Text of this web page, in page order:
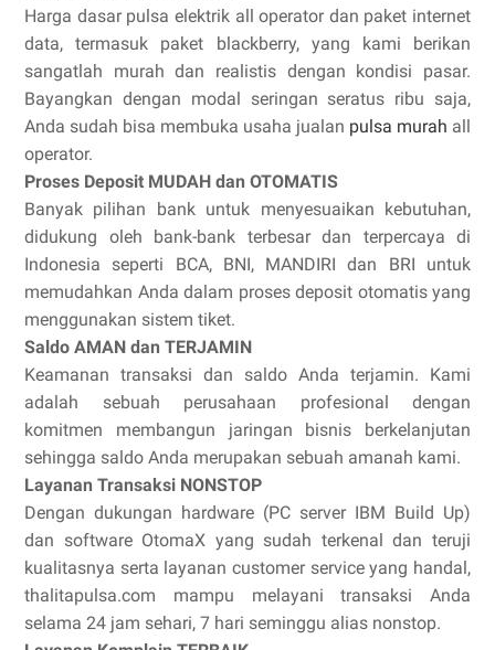
Harga dasar pulsa elektrik all operator dan paket internet
data, termasuk paket blackberry, yang kami berikan
sangatlah murah dan realistis dengan kondisi pasar.
Bayangkan dengan modal seringan seratus ribu saja,
Anda sudah bisa membuka usaha jualan pulsa murah all
operator.
Proses Deposit MUDAH dan OTOMATIS
Banyak pilihan bank untuk menyesuaikan kebutuhan,
didukung oleh bank-bank terbesar dan terpercaya di
Indonesia seperti BCA, BNI, MANDIRI dan BRI untuk
memudahkan Anda dalam proses deposit otomatis yang
menggunakan sistem tiket.
Saldo AMAN dan TERJAMIN
Keamanan transaksi dan saldo Anda terjamin. Kami
adalah sebuah perusahaan profesional dengan
komitmen membangun jaringan bisnis berkelanjutan
sehingga saldo Anda merupakan sebuah amanah kami.
Layanan Transaksi NONSTOP
Dengan dukungan hardware (PC server IBM Build Up)
dan software OtomaX yang sudah terkenal dan teruji
kualitasnya serta layanan customer service yang handal,
thalitapulsa.com mampu melayani transaksi Anda
selama 24 jam sehari, 7 hari seminggu alias nonstop.